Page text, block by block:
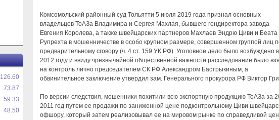
126.60
73.87
59.33
48.50
Комсомольский районный суд Тольятти 5 июля 2019 года признал основных
владельцев ТоАЗа Владимира и Сергея Махлая, бывшего гендиректора завода
Евгения Королева, а также швейцарских партнеров Махлаев Эндрю Циви и Беата
Рупрехта в мошенничестве в особо крупном размере, совершенном группой лиц
предварительному сговору (ч. 4 ст. 159 УК РФ). Уголовное дело было возбуждено в
2012 году и ввиду чрезвычайной общественной важности расследование было
на контроль лично председателем СК РФ Александром Бастрыкиным, а
обвинительное заключение утвердил зам. Генерального прокурора РФ Виктор
По версии следствия, мошенники похитили всю экспортную продукцию ТоАЗа за
2011 год путем ее продажи по заниженной цене подконтрольному Циви
офшору, который затем реализовывал ее на мировом рынке по справедливой